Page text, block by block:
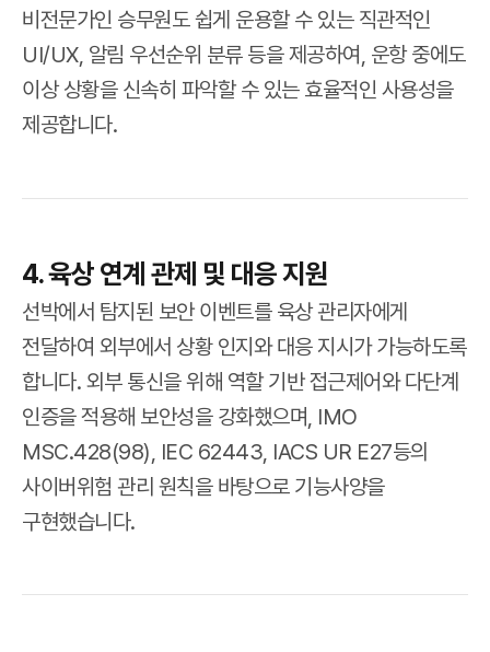
비전문가인 승무원도 쉽게 운용할 수 있는 직관적인
UI/UX, 알림 우선순위 분류 등을 제공하여, 운항 중에도
이상 상황을 신속히 파악할 수 있는 효율적인 사용성을
제공합니다.
4. 육상 연계 관제 및 대응 지원
선박에서 탐지된 보안 이벤트를 육상 관리자에게
전달하여 외부에서 상황 인지와 대응 지시가 가능하도록
합니다. 외부 통신을 위해 역할 기반 접근제어와 다단계
인증을 적용해 보안성을 강화했으며, IMO
MSC.428(98), IEC 62443, IACS UR E27등의
사이버위험 관리 원칙을 바탕으로 기능사양을
구현했습니다.